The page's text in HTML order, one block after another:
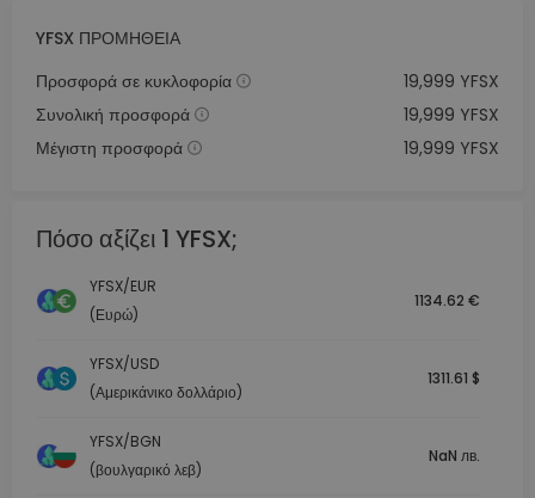
YFSX ΠΡΟΜΉΘΕΙΑ
Προσφορά σε κυκλοφορία
19,999 YFSX
Συνολική προσφορά
19,999 YFSX
Μέγιστη προσφορά
19,999 YFSX
Πόσο αξίζει 1 YFSX;
YFSX/EUR
(Ευρώ)
1134.62 €
YFSX/USD
(Αμερικάνικο δολλάριο)
1311.61 $
YFSX/BGN
(βουλγαρικό λεβ)
NaN лв.